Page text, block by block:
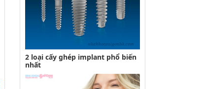
2 loại cấy ghép implant phổ biến
nhất